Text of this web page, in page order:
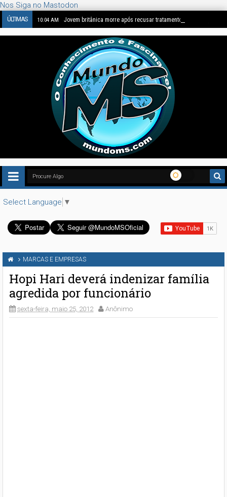
Nos Siga no Mastodon
ÚLTIMAS 10:04 AM Jovem britânica morre após recusar tratamento de câncer, e
Select Language ▼
MARCAS E EMPRESAS
Hopi Hari deverá indenizar família
agredida por funcionário
sexta-feira, maio 25, 2012 Anônimo